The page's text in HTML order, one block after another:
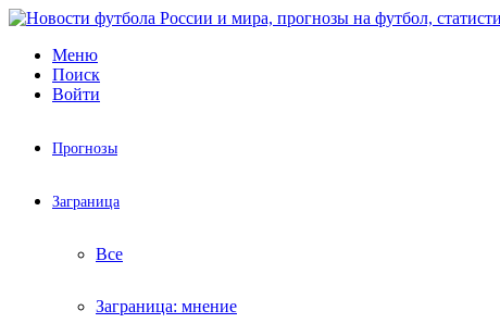
Меню
Поиск
Войти
Прогнозы
Заграница
Все
Заграница: мнение